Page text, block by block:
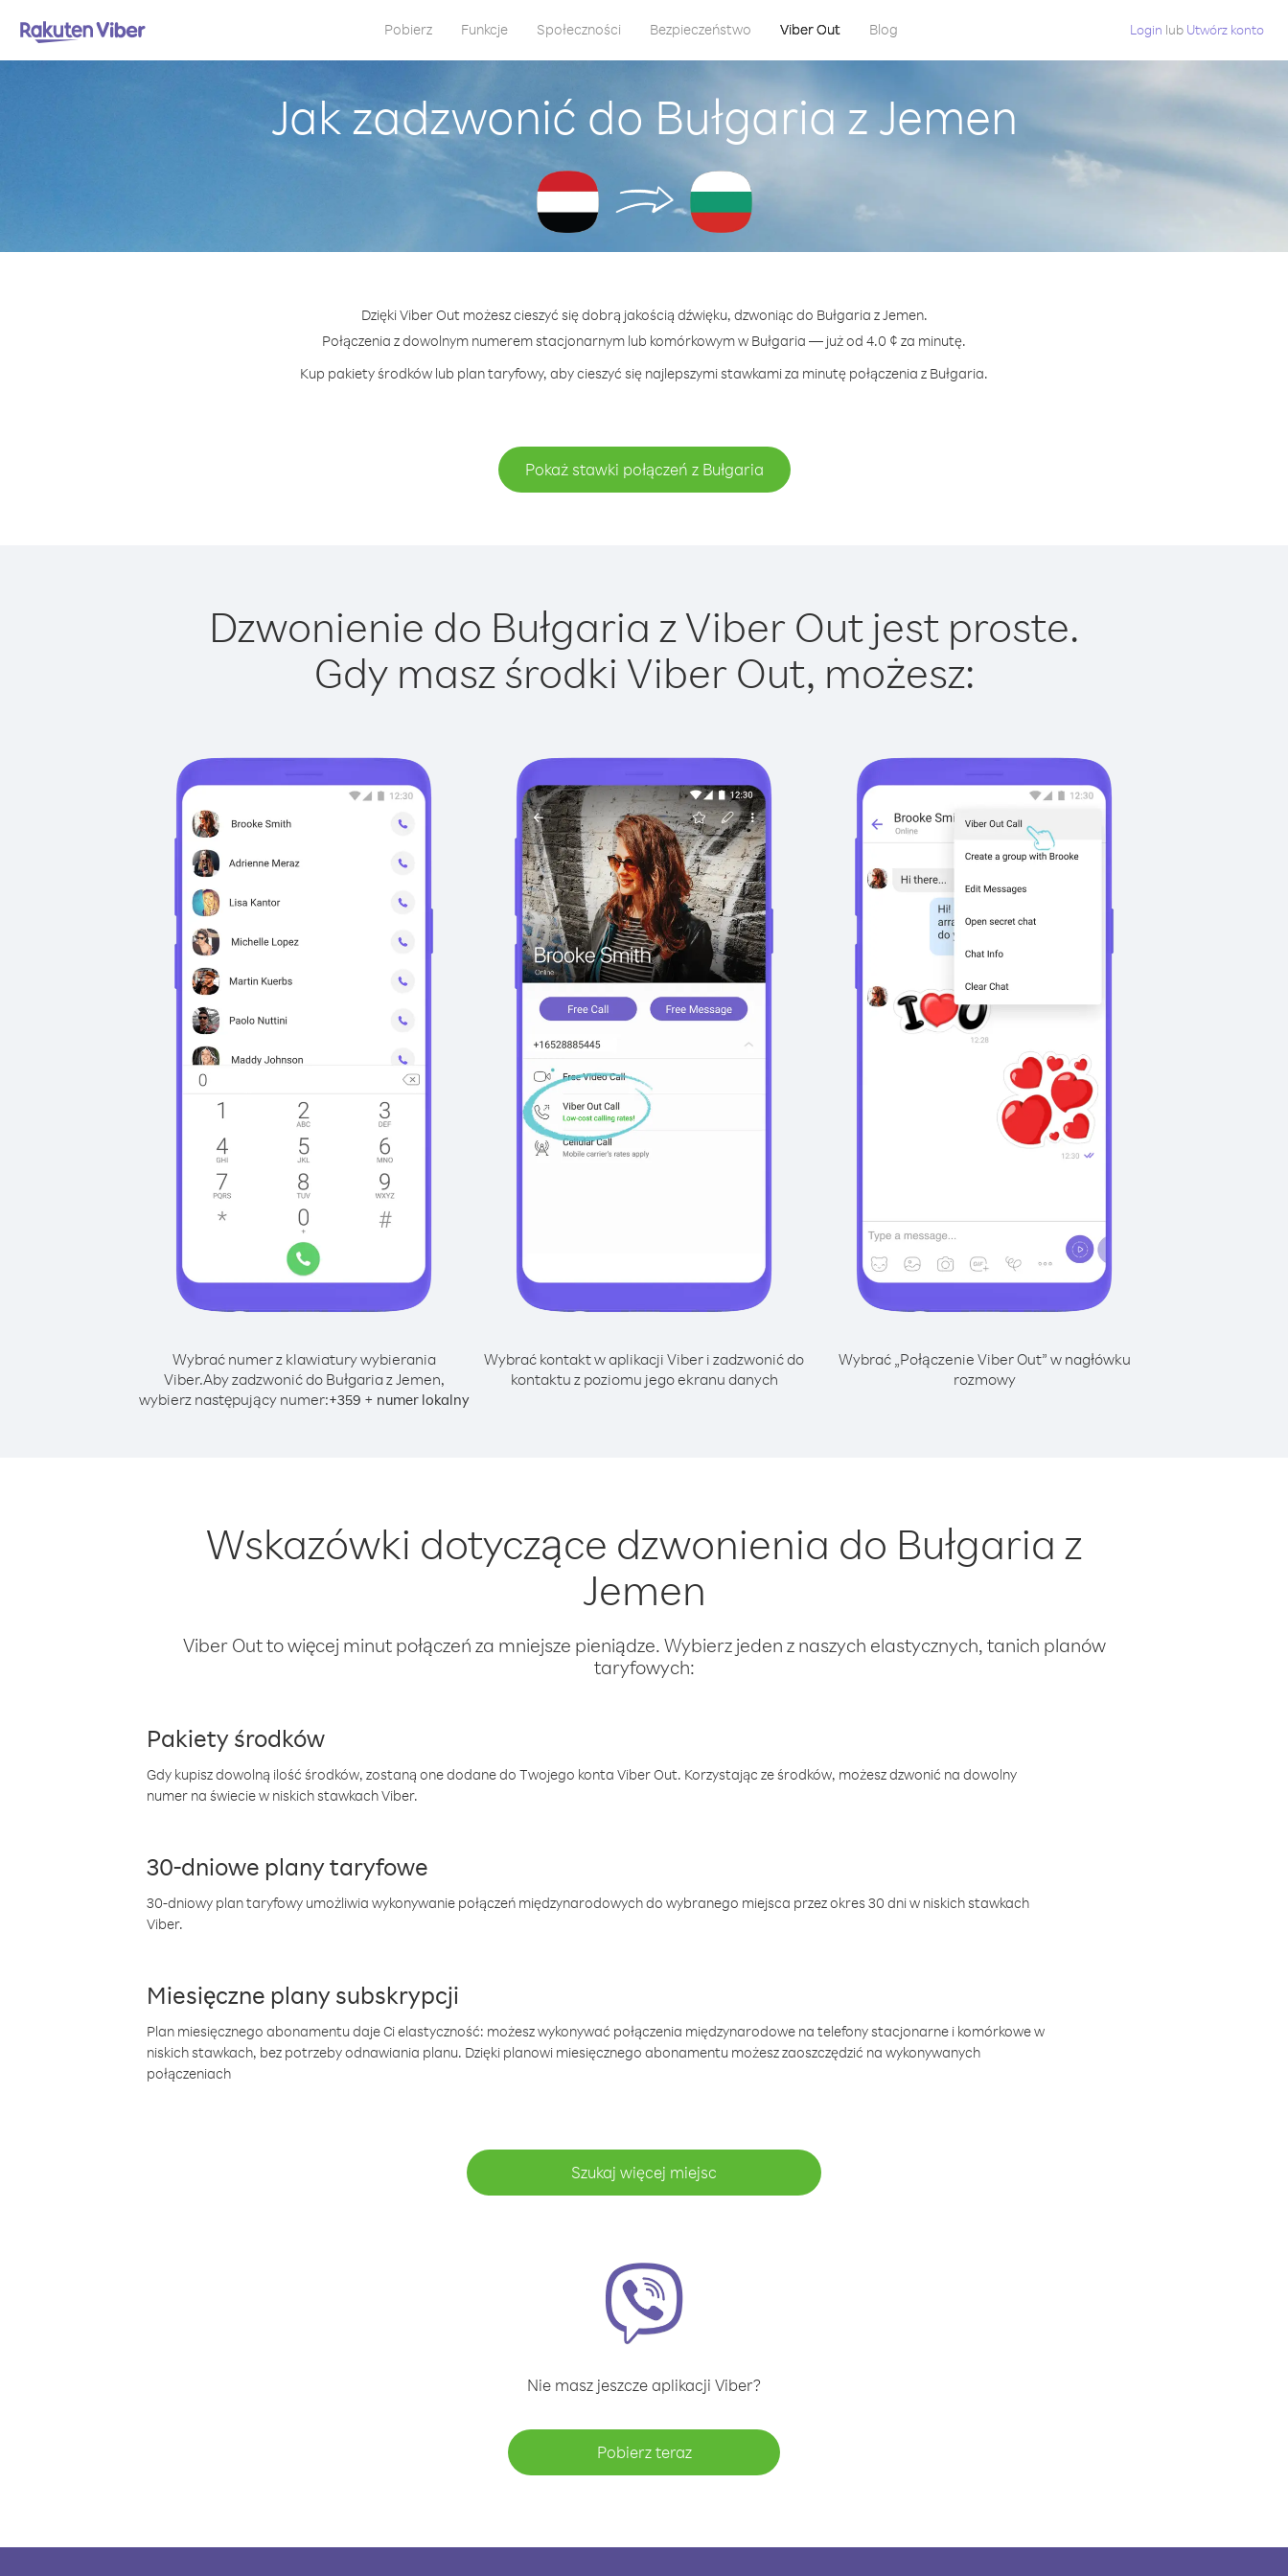
Pobierz Funkcje Społeczności Bezpieczeństwo Viber Out Blog Login lub Utwórz konto
Jak zadzwonić do Bułgaria z Jemen
Dzięki Viber Out możesz cieszyć się dobrą jakością dźwięku, dzwoniąc do Bułgaria z Jemen.
Połączenia z dowolnym numerem stacjonarnym lub komórkowym w Bułgaria — już od 4.0 ¢ za minutę.
Kup pakiety środków lub plan taryfowy, aby cieszyć się najlepszymi stawkami za minutę połączenia z Bułgaria.
Pokaż stawki połączeń z Bułgaria
Dzwonienie do Bułgaria z Viber Out jest proste.
Gdy masz środki Viber Out, możesz:
Wybrać numer z klawiatury wybierania
Viber.Aby zadzwonić do Bułgaria z Jemen,
wybierz następujący numer:+359 + numer lokalny
Wybrać kontakt w aplikacji Viber i zadzwonić do
kontaktu z poziomu jego ekranu danych
Wybrać „Połączenie Viber Out” w nagłówku
rozmowy
Wskazówki dotyczące dzwonienia do Bułgaria z
Jemen
Viber Out to więcej minut połączeń za mniejsze pieniądze. Wybierz jeden z naszych elastycznych, tanich planów
taryfowych:
Pakiety środków
Gdy kupisz dowolną ilość środków, zostaną one dodane do Twojego konta Viber Out. Korzystając ze środków, możesz dzwonić na dowolny
numer na świecie w niskich stawkach Viber.
30-dniowe plany taryfowe
30-dniowy plan taryfowy umożliwia wykonywanie połączeń międzynarodowych do wybranego miejsca przez okres 30 dni w niskich stawkach
Viber.
Miesięczne plany subskrypcji
Plan miesięcznego abonamentu daje Ci elastyczność: możesz wykonywać połączenia międzynarodowe na telefony stacjonarne i komórkowe w
niskich stawkach, bez potrzeby odnawiania planu. Dzięki planowi miesięcznego abonamentu możesz zaoszczędzić na wykonywanych
połączeniach
Szukaj więcej miejsc
Nie masz jeszcze aplikacji Viber?
Pobierz teraz